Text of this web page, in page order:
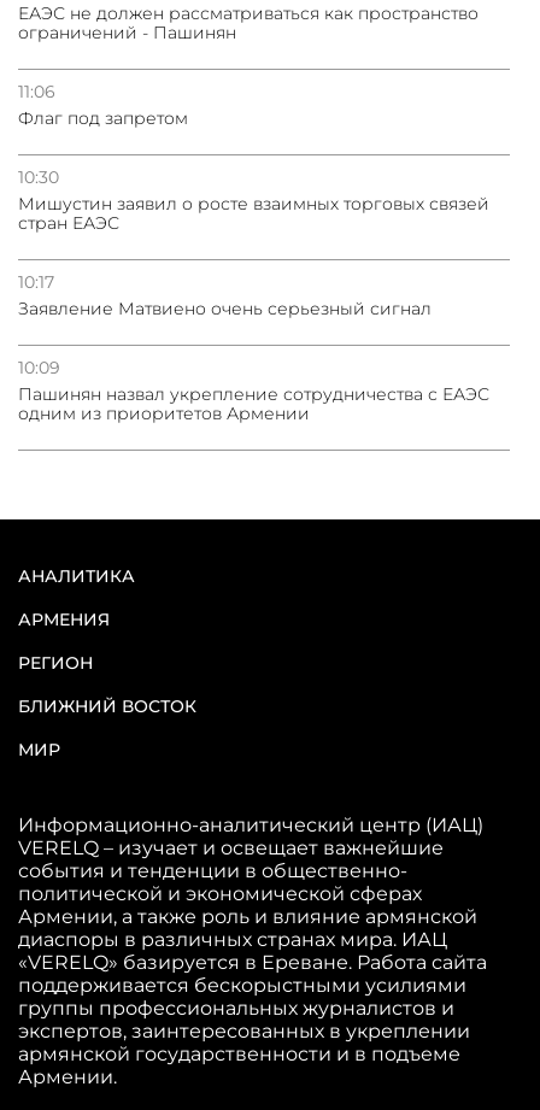
ЕАЭС не должен рассматриваться как пространство
ограничений - Пашинян
11:06
Флаг под запретом
10:30
Мишустин заявил о росте взаимных торговых связей
стран ЕАЭС
10:17
Заявление Матвиено очень серьезный сигнал
10:09
Пашинян назвал укрепление сотрудничества с ЕАЭС
одним из приоритетов Армении
АНАЛИТИКА
АРМЕНИЯ
РЕГИОН
БЛИЖНИЙ ВОСТОК
МИР
Информационно-аналитический центр (ИАЦ)
VERELQ – изучает и освещает важнейшие
события и тенденции в общественно-
политической и экономической сферах
Армении, а также роль и влияние армянской
диаспоры в различных странах мира. ИАЦ
«VERELQ» базируется в Ереване. Работа сайта
поддерживается бескорыстными усилиями
группы профессиональных журналистов и
экспертов, заинтересованных в укреплении
армянской государственности и в подъеме
Армении.